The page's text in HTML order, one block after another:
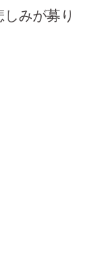
みが募り